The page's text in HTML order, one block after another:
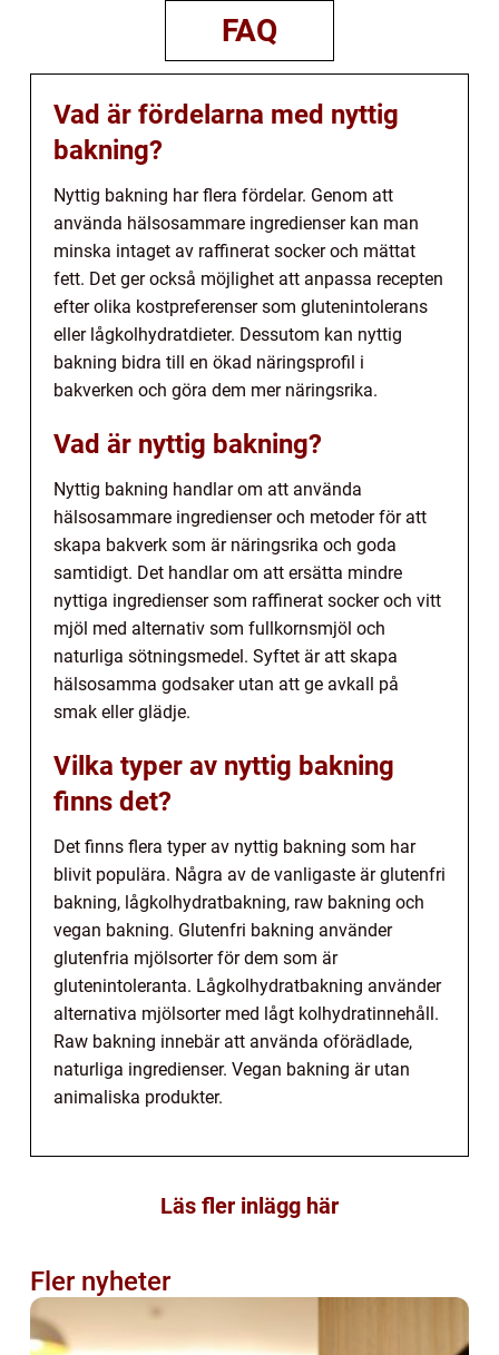
FAQ
Vad är fördelarna med nyttig
bakning?
Nyttig bakning har flera fördelar. Genom att
använda hälsosammare ingredienser kan man
minska intaget av raffinerat socker och mättat
fett. Det ger också möjlighet att anpassa recepten
efter olika kostpreferenser som glutenintolerans
eller lågkolhydratdieter. Dessutom kan nyttig
bakning bidra till en ökad näringsprofil i
bakverken och göra dem mer näringsrika.
Vad är nyttig bakning?
Nyttig bakning handlar om att använda
hälsosammare ingredienser och metoder för att
skapa bakverk som är näringsrika och goda
samtidigt. Det handlar om att ersätta mindre
nyttiga ingredienser som raffinerat socker och vitt
mjöl med alternativ som fullkornsmjöl och
naturliga sötningsmedel. Syftet är att skapa
hälsosamma godsaker utan att ge avkall på
smak eller glädje.
Vilka typer av nyttig bakning
finns det?
Det finns flera typer av nyttig bakning som har
blivit populära. Några av de vanligaste är glutenfri
bakning, lågkolhydratbakning, raw bakning och
vegan bakning. Glutenfri bakning använder
glutenfria mjölsorter för dem som är
glutenintoleranta. Lågkolhydratbakning använder
alternativa mjölsorter med lågt kolhydratinnehåll.
Raw bakning innebär att använda oförädlade,
naturliga ingredienser. Vegan bakning är utan
animaliska produkter.
Läs fler inlägg här
Fler nyheter